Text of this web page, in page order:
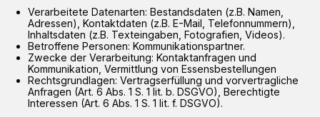
Verarbeitete Datenarten: Bestandsdaten (z.B. Namen,
Adressen), Kontaktdaten (z.B. E-Mail, Telefonnummern),
Inhaltsdaten (z.B. Texteingaben, Fotografien, Videos).
Betroffene Personen: Kommunikationspartner.
Zwecke der Verarbeitung: Kontaktanfragen und
Kommunikation, Vermittlung von Essensbestellungen
Rechtsgrundlagen: Vertragserfüllung und vorvertragliche
Anfragen (Art. 6 Abs. 1 S. 1 lit. b. DSGVO), Berechtigte
Interessen (Art. 6 Abs. 1 S. 1 lit. f. DSGVO).